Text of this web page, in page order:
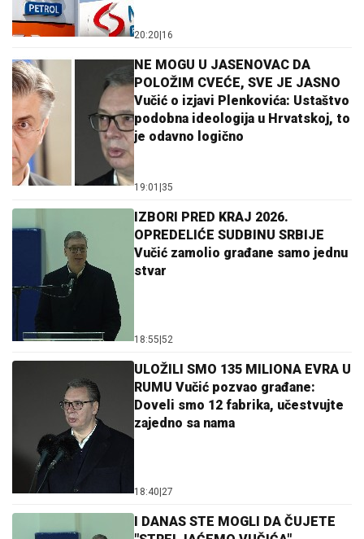
20:20 16
NE MOGU U JASENOVAC DA
POLOŽIM CVEĆE, SVE JE JASNO
Vučić o izjavi Plenkovića: Ustaštvo
podobna ideologija u Hrvatskoj, to
je odavno logično
19:01 35
IZBORI PRED KRAJ 2026.
OPREDELIĆE SUDBINU SRBIJE
Vučić zamolio građane samo jednu
stvar
18:55 52
ULOŽILI SMO 135 MILIONA EVRA U
RUMU Vučić pozvao građane:
Doveli smo 12 fabrika, učestvujte
zajedno sa nama
18:40 27
I DANAS STE MOGLI DA ČUJETE